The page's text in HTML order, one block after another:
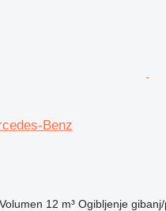
Benz
Volumen 12 m³ Ogibljenje